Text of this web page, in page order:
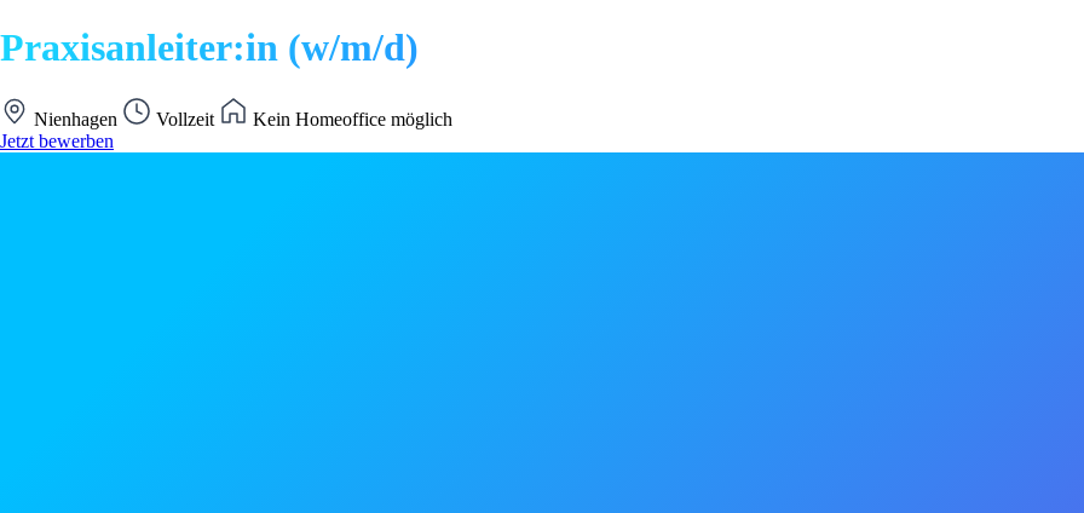
Praxisanleiter:in (w/m/d)
Nienhagen Vollzeit
Kein Homeoffice möglich
Jetzt bewerben